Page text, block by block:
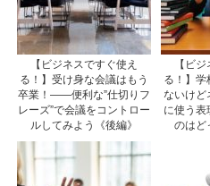
【ビジネスですぐ使え
る！】受け身な会議はもう
卒業！――便利な”仕切りフ
レーズ”で会議をコントロー
ルしてみよう《後編》
【ビ
る！】学
ないけど
に使う
のはど